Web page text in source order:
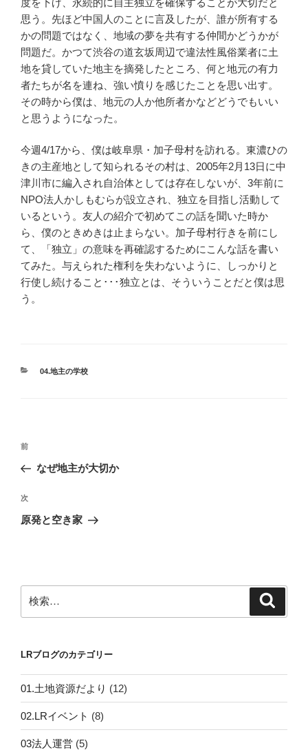
度を下げ、永続的に自主独立を確保することが大切だと
思う。先ほど中国人のことに言及したが、誰が所有する
かの問題ではなく、地域の夢を共有する仲間かどうかが
問題だ。かつて渋谷の道玄坂周辺で違法性風俗業者に土
地を貸していた地主を摘発したところ、何と地元の有力
者たちが名を連ね、強い憤りを感じたことを思い出す。
その時から僕は、地元の人か他所者かなどどうでもいい
と思うようになった。
今週4/17から、僕は岐阜県・加子母村を訪れる。東濃ひの
きの主産地として知られるその村は、2005年2月13日に中
津川市に編入され自治体としては存在しないが、3年前に
NPO法人かしもむらが設立され、独立を目指し活動して
いるという。友人の紹介で初めてこの話を聞いた時か
ら、僕のときめきは止まらない。加子母村行きを前にし
て、「独立」の意味を再確認するためにこんな話を書い
てみた。与えられた権利を失わないように、しっかりと
行使し続けること･･･独立とは、そういうことだと僕は思
う。
カ
04.地主の学校
投
ナ
ビ
ゲ
ン
前
の
稿
前
なぜ地主が大切か
次
の
次
原発と空き家
索:
LRブログのカテゴリー
01.土地資源だより (12)
02.LRイベント (8)
03法人運営 (5)